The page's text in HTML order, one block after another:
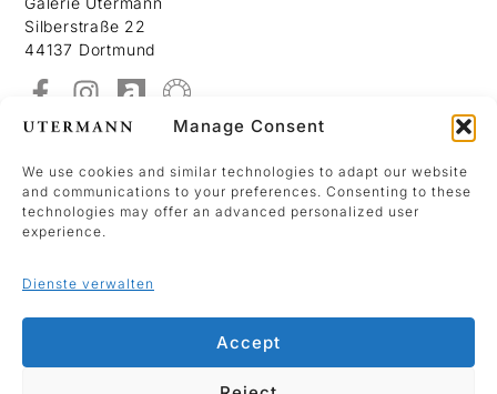
Manage Consent
We use cookies and similar technologies to adapt our website
and communications to your preferences. Consenting to these
technologies may offer an advanced personalized user
experience.
Dienste verwalten
Accept
Silberstraße 22
44137 Dortmund
Über Uns
Kontakt
Datenschutzerklärung
Impressum
that your information will be transferred to
Mailchimp for processing.